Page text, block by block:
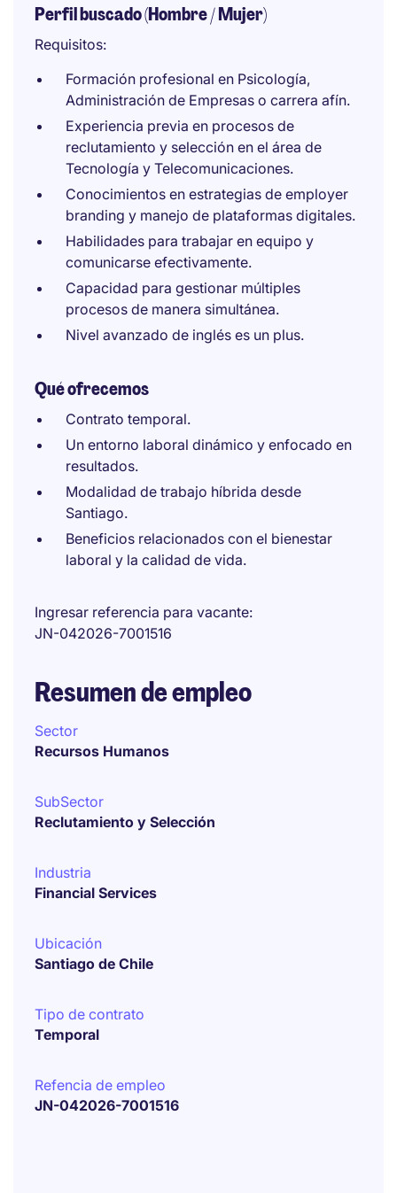
Perfil buscado (Hombre / Mujer)
Requisitos:
Formación profesional en Psicología,
Administración de Empresas o carrera afín.
Experiencia previa en procesos de
reclutamiento y selección en el área de
Tecnología y Telecomunicaciones.
Conocimientos en estrategias de employer
branding y manejo de plataformas digitales.
Habilidades para trabajar en equipo y
comunicarse efectivamente.
Capacidad para gestionar múltiples
procesos de manera simultánea.
Nivel avanzado de inglés es un plus.
Qué ofrecemos
Contrato temporal.
Un entorno laboral dinámico y enfocado en
resultados.
Modalidad de trabajo híbrida desde
Santiago.
Beneficios relacionados con el bienestar
laboral y la calidad de vida.
Ingresar referencia para vacante
JN-042026-7001516
Resumen de empleo
Sector
Recursos Humanos
SubSector
Reclutamiento y Selección
Industria
Financial Services
Ubicación
Santiago de Chile
Tipo de contrato
Temporal
Refencia de empleo
JN-042026-7001516